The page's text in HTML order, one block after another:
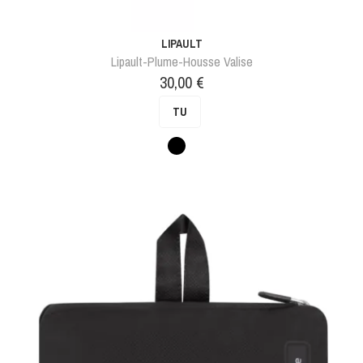
LIPAULT
Lipault-Plume-Housse Valise
Prix
30,00 €
TU
Noir